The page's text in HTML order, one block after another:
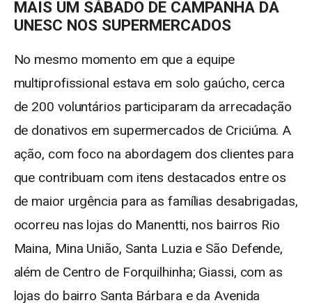
MAIS UM SÁBADO DE CAMPANHA DA
UNESC NOS SUPERMERCADOS
No mesmo momento em que a equipe
multiprofissional estava em solo gaúcho, cerca
de 200 voluntários participaram da arrecadação
de donativos em supermercados de Criciúma. A
ação, com foco na abordagem dos clientes para
que contribuam com itens destacados entre os
de maior urgência para as famílias desabrigadas,
ocorreu nas lojas do Manentti, nos bairros Rio
Maina, Mina União, Santa Luzia e São Defende,
além de Centro de Forquilhinha; Giassi, com as
lojas do bairro Santa Bárbara e da Avenida